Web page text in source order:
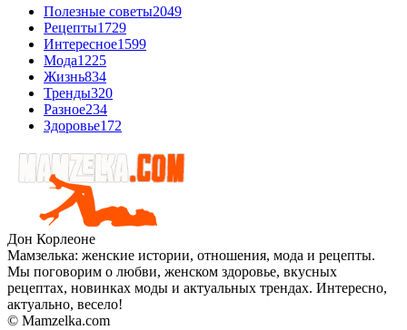
Полезные советы2049
Рецепты1729
Интересное1599
Мода1225
Жизнь834
Тренды320
Разное234
Здоровье172
Дон Корлеоне
Мамзелька: женские истории, отношения, мода и рецепты.
Мы поговорим о любви, женском здоровье, вкусных
рецептах, новинках моды и актуальных трендах. Интересно,
актуально, весело!
© Mamzelka.com